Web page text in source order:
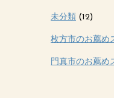
未分類 (12)
枚方市のお薦め
門真市のお薦め